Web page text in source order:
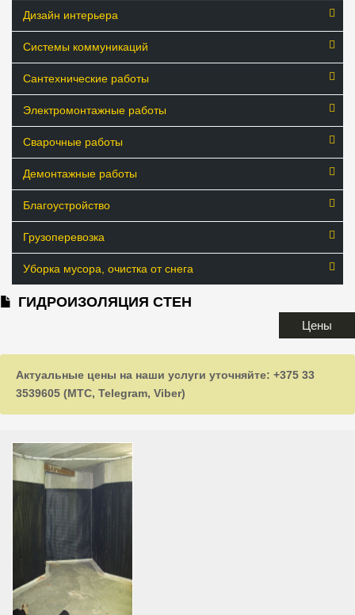
Дизайн интерьера
Системы коммуникаций
Сантехнические работы
Электромонтажные работы
Сварочные работы
Демонтажные работы
Благоустройство
Грузоперевозка
Уборка мусора, очистка от снега
ГИДРОИЗОЛЯЦИЯ СТЕН
Цены
Актуальные цены на наши услуги уточняйте: +375 33
3539605 (МТС, Telegram, Viber)